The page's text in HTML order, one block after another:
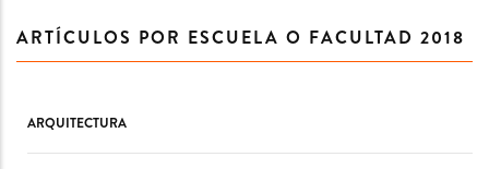
ARTÍCULOS POR ESCUELA O FACULTAD 2018
ARQUITECTURA